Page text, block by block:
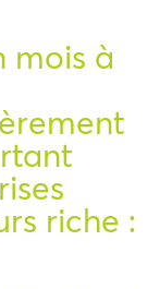
mois à
riche :